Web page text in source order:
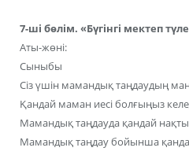
7-ші бөлім. «Бүгінгі мектеп
Аты-жөні:
Сыныбы
Сіз үшін мамандық таңдаудың
Қандай маман иесі болғыңыз
Мамандық таңдауда қандай
Мамандық таңдау бойынша